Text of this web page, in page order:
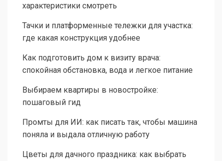
характеристики смотреть
Тачки и платформенные тележки для участка:
где какая конструкция удобнее
Как подготовить дом к визиту врача:
спокойная обстановка, вода и легкое питание
Выбираем квартиры в новостройке:
пошаговый гид
Промты для ИИ: как писать так, чтобы машина
поняла и выдала отличную работу
Цветы для дачного праздника: как выбрать